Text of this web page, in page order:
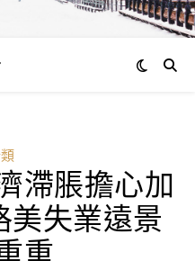
滯脹擔心加
美失業遠景
重